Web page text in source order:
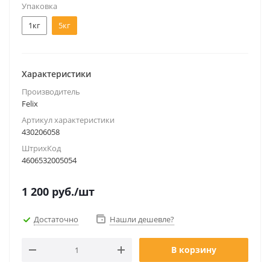
Упаковка
1кг
5кг
Характеристики
Производитель
Felix
Артикул характеристики
430206058
ШтрихКод
4606532005054
1 200 руб./шт
Достаточно Нашли дешевле?
В корзину